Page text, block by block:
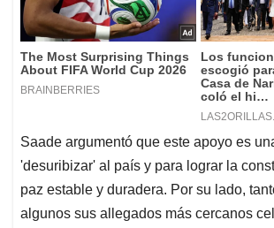
Saade argumentó que este apoyo es
'desuribizar' al país y para lograr la
paz estable y duradera. Por su lado,
algunos sus allegados más cercanos